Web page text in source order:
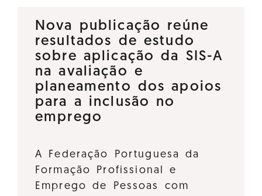
Nova publicação reúne
resultados de estudo
sobre aplicação da SIS-A
na avaliação e
planeamento dos apoios
para a inclusão no
emprego
A Federação Portuguesa da
Formação Profissional e
Emprego de Pessoas com